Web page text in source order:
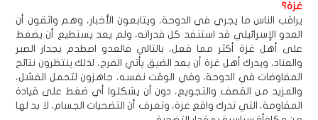
غزة؟
يراقب الناس ما يجري في الدوحة، ويتابعون الأخبار، وهم واثقون أن
العدو الإسرائيلي قد استنفد كل قدراته، ولم يعد يستطيع أن يضغط
على أهل غزة أكثر مما فعل، بالتالي فالعدو اصطدم بجدار الصبر
والعناد، ويدرك أهل غزة أن بعد الضيق يأتي الفرج، لذلك ينتظرون نتائج
المفاوضات في الدوحة، وفي الوقت نفسه، جاهزون لتحمل الفشل،
والمزيد من القصف والتجويع، دون أن يشكلوا أي ضغط على قيادة
المقاومة، التي تدرك واقع غزة، وتعرف أن التضحيات الجسام، لا بد لها